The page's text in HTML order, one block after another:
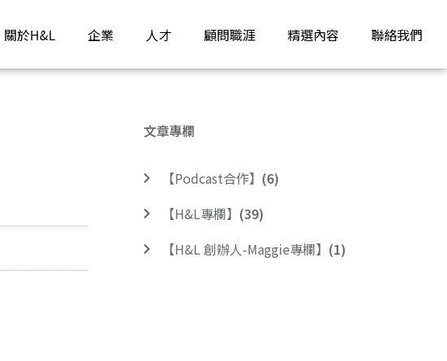
關於H&L 企業 人才 顧問職涯 精選內容 聯絡我們
文章專欄
【Podcast合作】 (6)
【H&L專欄】 (39)
【H&L 創辦人-Maggie專欄】 (1)